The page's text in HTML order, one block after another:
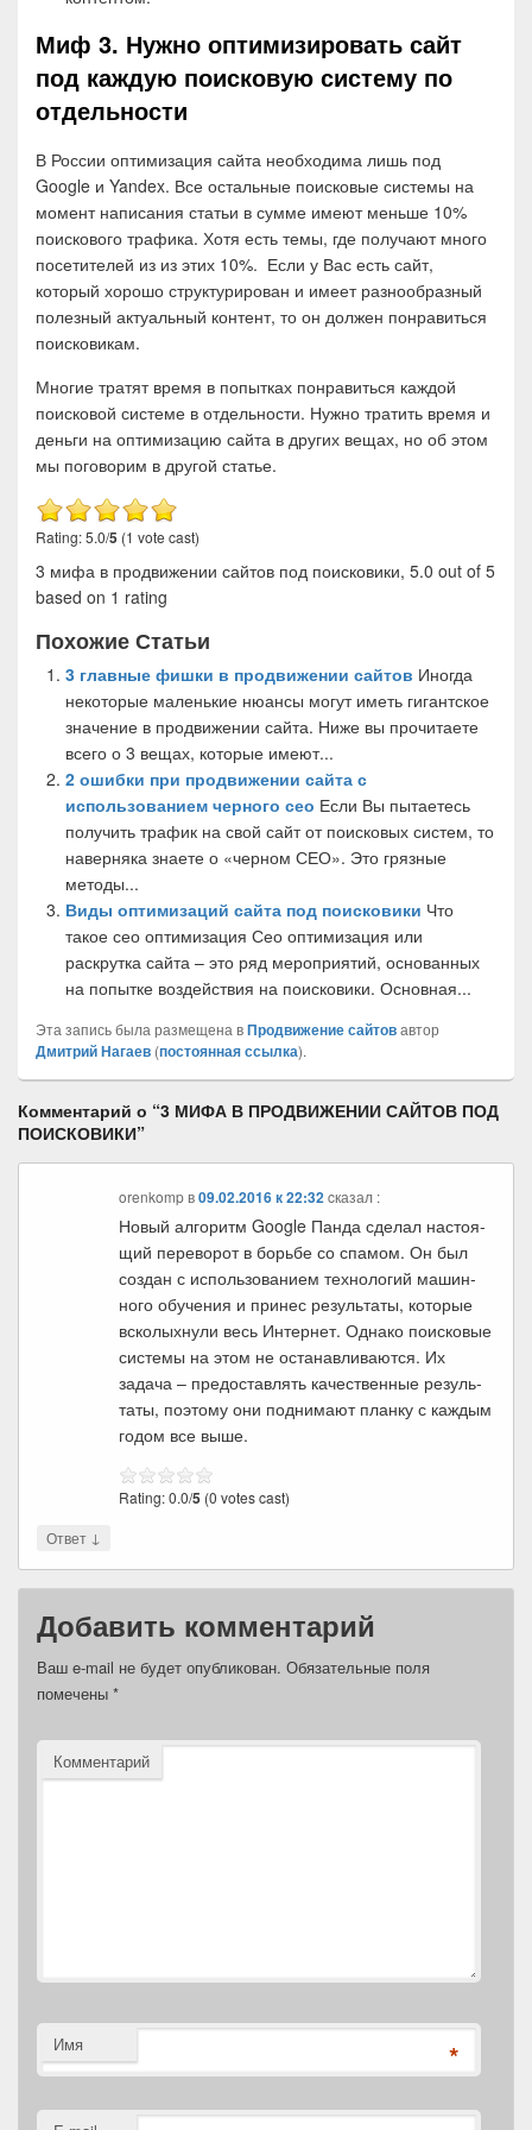
Миф 3. Нужно оптимизировать сайт
под каждую поисковую систему по
отдельности
В России оптимизация сайта необходима лишь под
Google и Yandex. Все остальные поисковые системы на
момент написания статьи в сумме имеют меньше 10%
поискового трафика. Хотя есть темы, где получают много
посетителей из из этих 10%. Если у Вас есть сайт,
который хорошо структурирован и имеет разнообразный
полезный актуальный контент, то он должен понравиться
поисковикам.
Многие тратят время в попытках понравиться каждой
поисковой системе в отдельности. Нужно тратить время и
деньги на оптимизацию сайта в других вещах, но об этом
мы поговорим в другой статье.
Rating: 5.0/5 (1 vote cast)
3 мифа в продвижении сайтов под поисковики, 5.0 out of 5
based on 1 rating
Похожие Статьи
3 главные фишки в продвижении сайтов Иногда
некоторые маленькие нюансы могут иметь гигантское
значение в продвижении сайта. Ниже вы прочитаете
всего о 3 вещах, которые имеют...
2 ошибки при продвижении сайта с
использованием черного сео Если Вы пытаетесь
получить трафик на свой сайт от поисковых систем, то
наверняка знаете о «черном СЕО». Это грязные
методы...
Виды оптимизаций сайта под поисковики Что
такое сео оптимизация Сео оптимизация или
раскрутка сайта – это ряд мероприятий, основанных
на попытке воздействия на поисковики. Основная...
Эта запись была размещена вПродвижение сайтовавтор
Дмитрий Нагаев (постоянная ссылка).
Комментарий о “3 МИФА В ПРОДВИЖЕНИИ САЙТОВ ПОД
ПОИСКОВИКИ”
orenkompв09.02.2016 к 22:32 cказал :
Новый алго­ритм Google Панда сде­лал насто­я­
щий пере­во­рот в борьбе со спа­мом. Он был
создан с исполь­зо­ва­нием тех­но­ло­гий машин­
ного обу­че­ния и при­нес резуль­таты, кото­рые
вско­лых­нули весь Интер­нет. Однако поис­ко­вые
системы на этом не оста­нав­ли­ва­ются. Их
задача – предо­став­лять каче­ствен­ные резуль­
таты, поэтому они под­ни­мают планку с каж­дым
годом все выше.
Rating: 0.0/5 (0 votes cast)
Ответ ↓
Добавить комментарий
Ваш e-mail не будет опубликован. Обязательные поля
помечены *
Комментарий
Имя *